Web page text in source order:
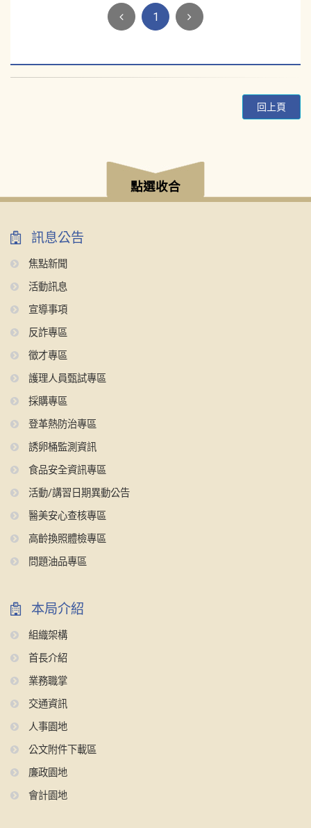
1
回上頁
點選收合
訊息公告
焦點新聞
活動訊息
宣導事項
反詐專區
徵才專區
護理人員甄試專區
採購專區
登革熱防治專區
誘卵桶監測資訊
食品安全資訊專區
活動/講習日期異動公告
醫美安心查核專區
高齡換照體檢專區
問題油品專區
本局介紹
組織架構
首長介紹
業務職掌
交通資訊
人事園地
公文附件下載區
廉政園地
會計園地